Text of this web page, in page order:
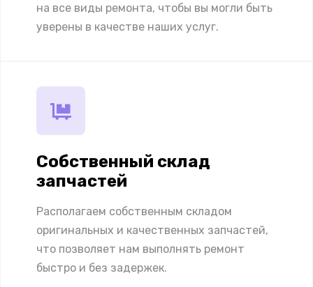
на все виды ремонта, чтобы вы могли быть
уверены в качестве наших услуг.
Собственный склад
запчастей
Располагаем собственным складом
оригинальных и качественных запчастей,
что позволяет нам выполнять ремонт
быстро и без задержек.